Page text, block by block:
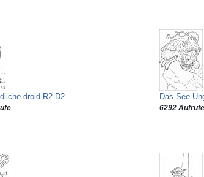
droid R2 D2 Das See
6292 Aufrufe